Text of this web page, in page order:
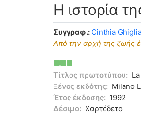
Η ιστορία
Συγγραφ.: Cinthia
Από την αρχή της ζωής
Τίτλος πρωτοτύπου:
Ξένος εκδότης: Milano
Έτος έκδοσης: 1992
Δέσιμο: Χαρτόδετο